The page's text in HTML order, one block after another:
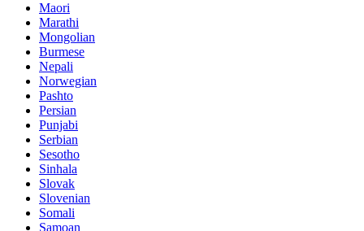
Maori
Marathi
Mongolian
Burmese
Nepali
Norwegian
Pashto
Persian
Punjabi
Serbian
Sesotho
Sinhala
Slovak
Slovenian
Somali
Samoan